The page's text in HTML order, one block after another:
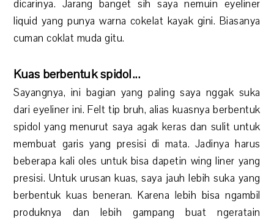
dicarinya. Jarang banget sih saya nemuin eyeliner
liquid yang punya warna cokelat kayak gini. Biasanya
cuman coklat muda gitu.
Kuas berbentuk spidol...
Sayangnya, ini bagian yang paling saya nggak suka
dari eyeliner ini. Felt tip bruh, alias kuasnya berbentuk
spidol yang menurut saya agak keras dan sulit untuk
membuat garis yang presisi di mata. Jadinya harus
beberapa kali oles untuk bisa dapetin wing liner yang
presisi. Untuk urusan kuas, saya jauh lebih suka yang
berbentuk kuas beneran. Karena lebih bisa ngambil
produknya dan lebih gampang buat ngeratain